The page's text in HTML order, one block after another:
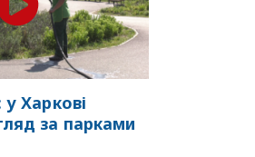
Харкові
за парками